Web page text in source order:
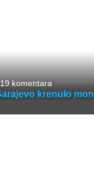
komentara
krenulo